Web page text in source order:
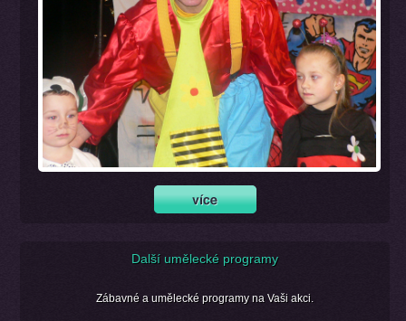
Další umělecké programy
Zábavné a umělecké programy na Vaši akci.